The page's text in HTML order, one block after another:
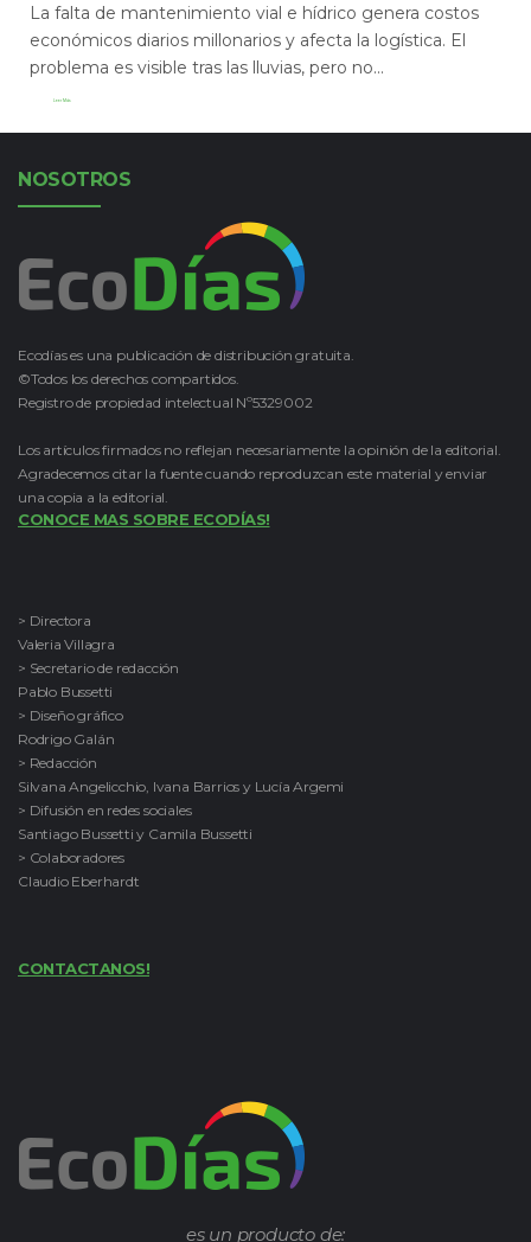
La falta de mantenimiento vial e hídrico genera costos
económicos diarios millonarios y afecta la logística. El
problema es visible tras las lluvias, pero no...
Leer Más
NOSOTROS
Ecodías es una publicación de distribución gratuita.
©Todos los derechos compartidos.
Registro de propiedad intelectual Nº5329002
Los artículos firmados no reflejan necesariamente la opinión de la editorial.
Agradecemos citar la fuente cuando reproduzcan este material y enviar
una copia a la editorial.
CONOCE MAS SOBRE ECODÍAS!
> Directora
Valeria Villagra
> Secretario de redacción
Pablo Bussetti
> Diseño gráfico
Rodrigo Galán
> Redacción
Silvana Angelicchio, Ivana Barrios y Lucía Argemi
> Difusión en redes sociales
Santiago Bussetti y Camila Bussetti
> Colaboradores
Claudio Eberhardt
CONTACTANOS!
es un producto de: